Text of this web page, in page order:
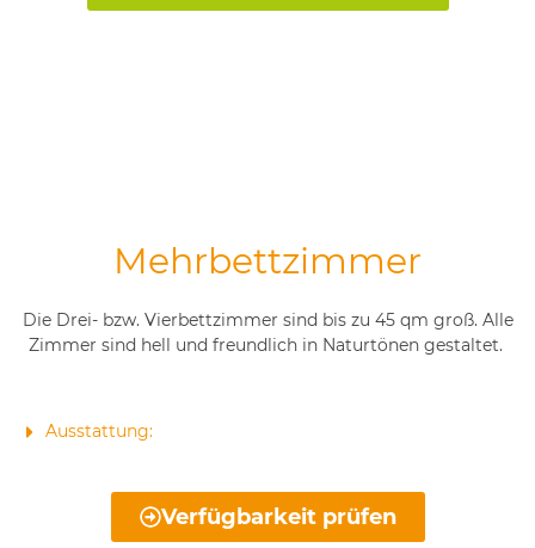
Mehrbettzimmer
Die Drei- bzw. Vierbettzimmer sind bis zu 45 qm groß. Alle
Zimmer sind hell und freundlich in Naturtönen gestaltet.
Ausstattung:
Verfügbarkeit prüfen